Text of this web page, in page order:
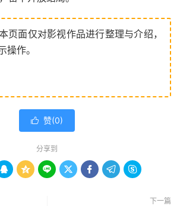
页面仅对影视作品进行整理与介绍，
操作。
 赞(0)
分享到
      
下一篇